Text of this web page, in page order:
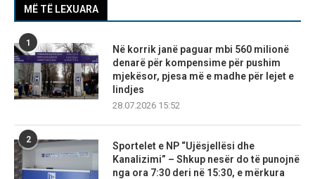
MË TË LEXUARA
1
Në korrik janë paguar mbi 560 milionë
denarë për kompensime për pushim
mjekësor, pjesa më e madhe për lejet e
lindjes
28.07.2026 15:52
2
Sportelet e NP “Ujësjellësi dhe
Kanalizimi” – Shkup nesër do të punojnë
nga ora 7:30 deri në 15:30, e mërkura